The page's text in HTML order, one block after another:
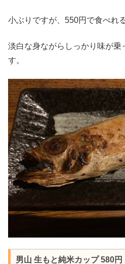
小ぶりですが、550円で食べれ
淡白な身ながらしっかり味が乗
す。
男山 生もと純米カップ 580円